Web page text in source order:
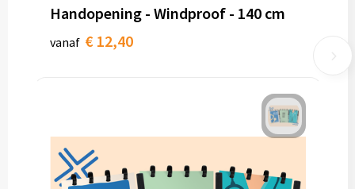
Handopening - Windproof - 140 cm
vanaf € 12,40